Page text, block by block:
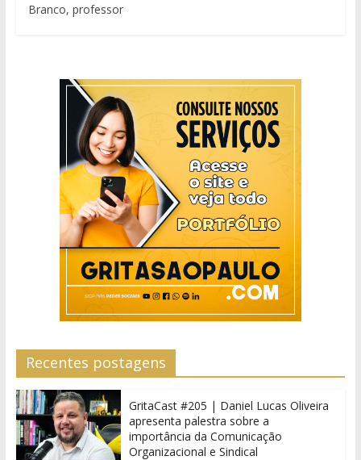
Branco, professor
Recentes postagens
GritaCast #205 | Daniel Lucas Oliveira
apresenta palestra sobre a
importância da Comunicação
Organizacional e Sindical